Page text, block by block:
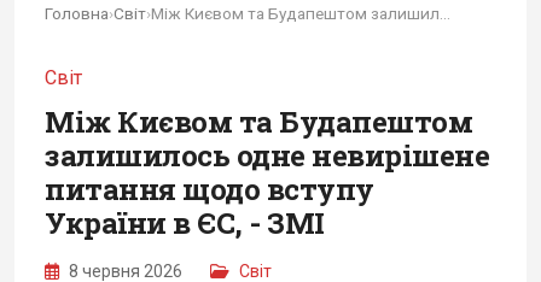
Головна›Світ›
Світ
Між Києвом та Будапештом
залишилось одне невирішене
питання щодо вступу
України в ЄС, - ЗМІ
8 червня 2026 Світ